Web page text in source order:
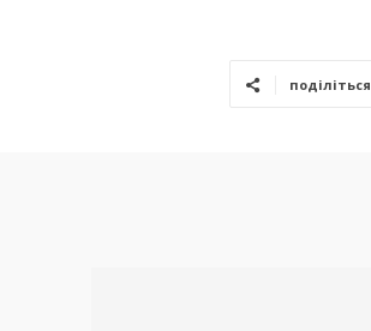
поділіться